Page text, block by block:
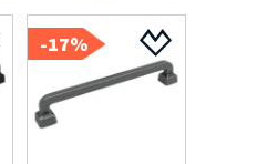
17%-